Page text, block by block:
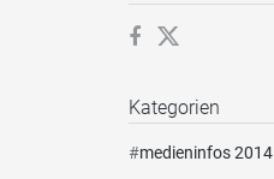
Kategorien
#medieninfos 2014